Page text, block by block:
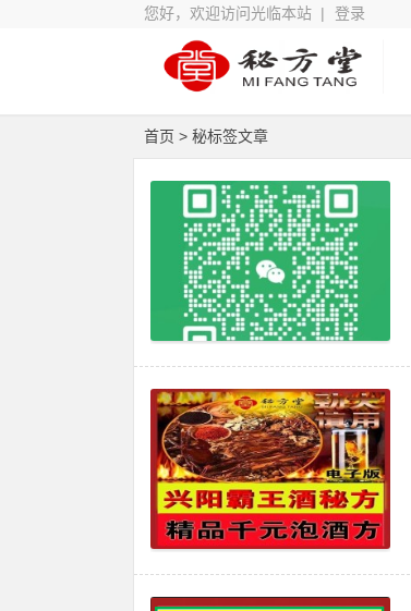
您好，欢迎访问光临本站 | 登录
首页 > 秘标签文章